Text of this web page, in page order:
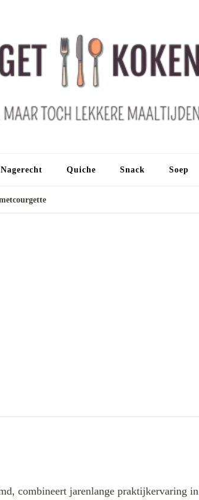
Nagerecht Quiche Snack Soep
combineert jarenlange praktijkervaring in